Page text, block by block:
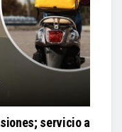
servicio a